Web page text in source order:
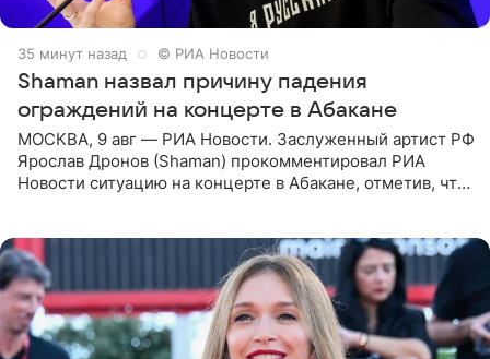
35 минут назад © РИА Новости
Shaman назвал причину падения
ограждений на концерте в Абакане
МОСКВА, 9 авг — РИА Новости. Заслуженный артист РФ
Ярослав Дронов (Shaman) прокомментировал РИА
Новости ситуацию на концерте в Абакане, отметив, что